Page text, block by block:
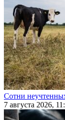
Сотни
7 августа 2026,